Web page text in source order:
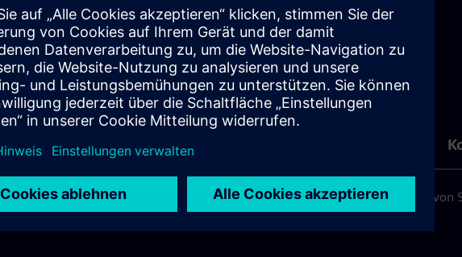
nach verbesserter Konstruktionseffizienz in der
pünktliche Lieferung und Rentabilität zu gewährleisten.
Ihres Konstruktionsprozesses erforderlich sind, und
Konfigurationsmanagement
des Produkts in einer einzigen kollaborativen Umgebung mithilfe von